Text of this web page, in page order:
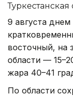
Туркестанская
9 августа
восточный, на
области —
жара 40–41
По области